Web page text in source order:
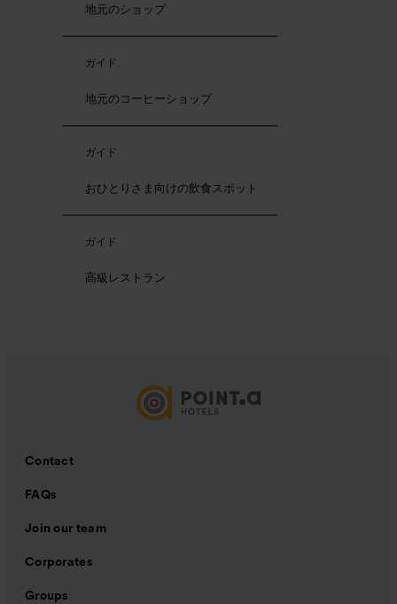
地元のショップ
ガイド
地元のコーヒーショップ
ガイド
おひとりさま向けの飲食スポット
ガイド
高級レストラン
Contact
FAQs
Join our team
Corporates
Groups